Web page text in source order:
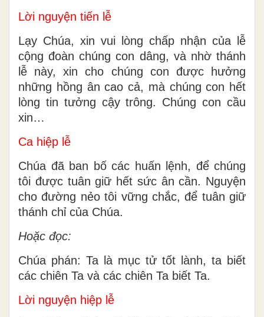
Lời nguyện tiến lễ
Lạy Chúa, xin vui lòng chấp nhận của lễ
cộng đoàn chúng con dâng, và nhờ thánh
lễ này, xin cho chúng con được hưởng
những hồng ân cao cả, mà chúng con hết
lòng tin tưởng cậy trông. Chúng con cầu
xin…
Ca hiệp lễ
Chúa đã ban bố các huấn lệnh, để chúng
tôi được tuân giữ hết sức ân cần. Nguyện
cho đường nẻo tôi vững chắc, để tuân giữ
thánh chỉ của Chúa.
Hoặc đọc:
Chúa phán: Ta là mục tử tốt lành, ta biết
các chiên Ta và các chiên Ta biết Ta.
Lời nguyện hiệp lễ